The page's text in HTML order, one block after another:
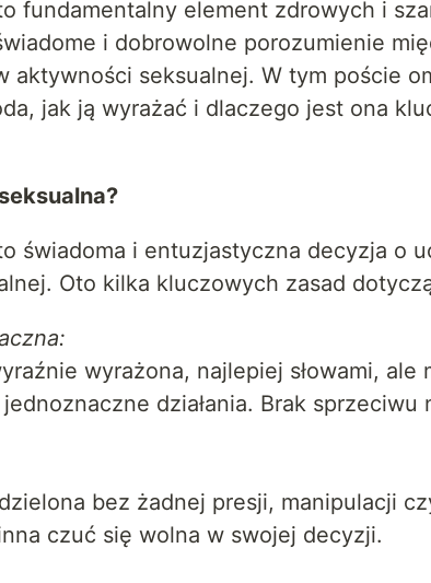
fundamentalny element zdrowych i
i dobrowolne porozumienie
aktywności seksualnej. W tym poście
jak ją wyrażać i dlaczego jest ona
świadoma i entuzjastyczna decyzja o
Oto kilka kluczowych zasad
wyrażona, najlepiej słowami, ale
działania. Brak sprzeciwu
bez żadnej presji, manipulacji
czuć się wolna w swojej decyzji.